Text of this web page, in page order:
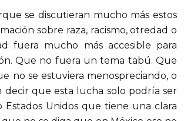
se discutieran mucho más estos
sobre raza, racismo, otredad o
fuera mucho más accesible para
Que no fuera un tema tabú. Que
no se estuviera menospreciando, o
decir que esta lucha solo podría ser
Estados Unidos que tiene una clara